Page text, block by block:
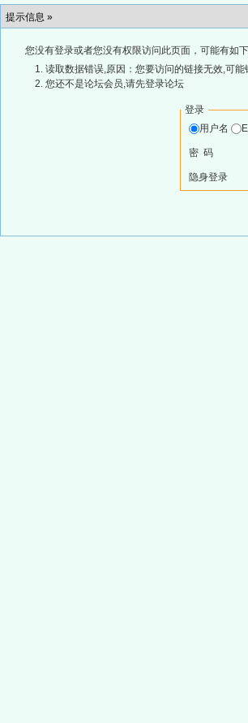
提示信息 »
您没有登录或者您没有权限访问此页面，可能有如
读取数据错误,原因：您要访问的链接无效,可
您还不是论坛会员,请先登录论坛
登录
用户名
密 码
隐身登录